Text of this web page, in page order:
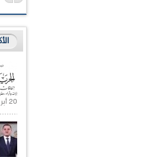
20 أبريل 2021 |